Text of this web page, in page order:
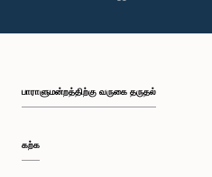
பாராளுமன்றத்திற்கு வருகை தருதல்
கற்க